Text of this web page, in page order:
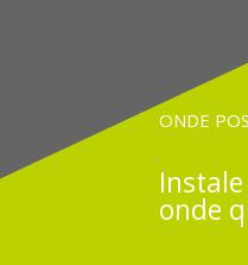
ONDE
Instale
onde